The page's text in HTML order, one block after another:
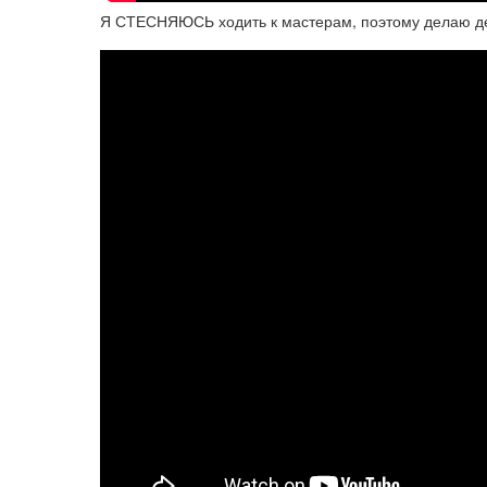
Я СТЕСНЯЮСЬ ходить к мастерам, поэтому делаю